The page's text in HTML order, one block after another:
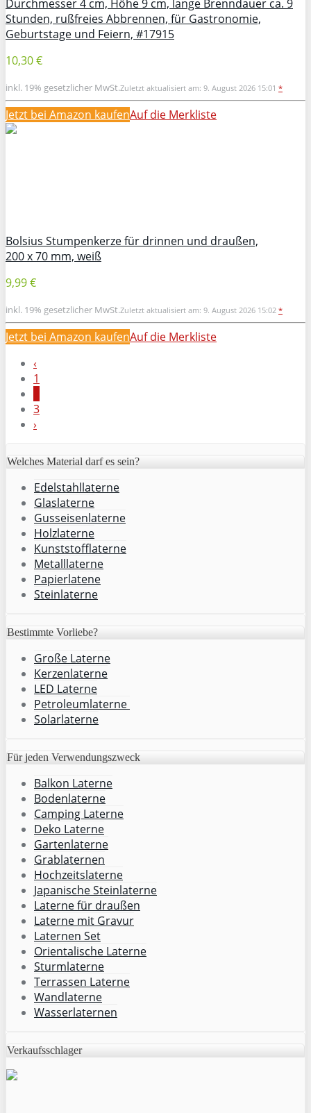
Durchmesser 4 cm, Höhe 9 cm, lange Brenndauer ca. 9
Stunden, rußfreies Abbrennen, für Gastronomie,
Geburtstage und Feiern, #17915
10,30 €
inkl. 19% gesetzlicher MwSt.Zuletzt aktualisiert am: 9. August 2026 15:01 *
Jetzt bei Amazon kaufenAuf die Merkliste
Bolsius Stumpenkerze für drinnen und draußen,
200 x 70 mm, weiß
9,99 €
inkl. 19% gesetzlicher MwSt.Zuletzt aktualisiert am: 9. August 2026 15:02 *
Jetzt bei Amazon kaufenAuf die Merkliste
‹
1
3
›
Welches Material darf es sein?
Edelstahllaterne
Glaslaterne
Gusseisenlaterne
Holzlaterne
Kunststofflaterne
Metalllaterne
Papierlatene
Steinlaterne
Bestimmte Vorliebe?
Große Laterne
Kerzenlaterne
LED Laterne
Petroleumlaterne
Solarlaterne
Für jeden Verwendungszweck
Balkon Laterne
Bodenlaterne
Camping Laterne
Deko Laterne
Gartenlaterne
Grablaternen
Hochzeitslaterne
Japanische Steinlaterne
Laterne für draußen
Laterne mit Gravur
Laternen Set
Orientalische Laterne
Sturmlaterne
Terrassen Laterne
Wandlaterne
Wasserlaternen
Verkaufsschlager